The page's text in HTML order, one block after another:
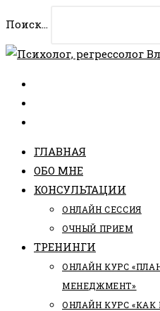
содержимому
Поиск...
ГЛАВНАЯ
ОБО МНЕ
КОНСУЛЬТАЦИИ
ОНЛАЙН СЕССИЯ
ОЧНЫЙ ПРИЕМ
ТРЕНИНГИ
ОНЛАЙН КУРС
МЕНЕДЖМЕНТ»
ОНЛАЙН КУРС